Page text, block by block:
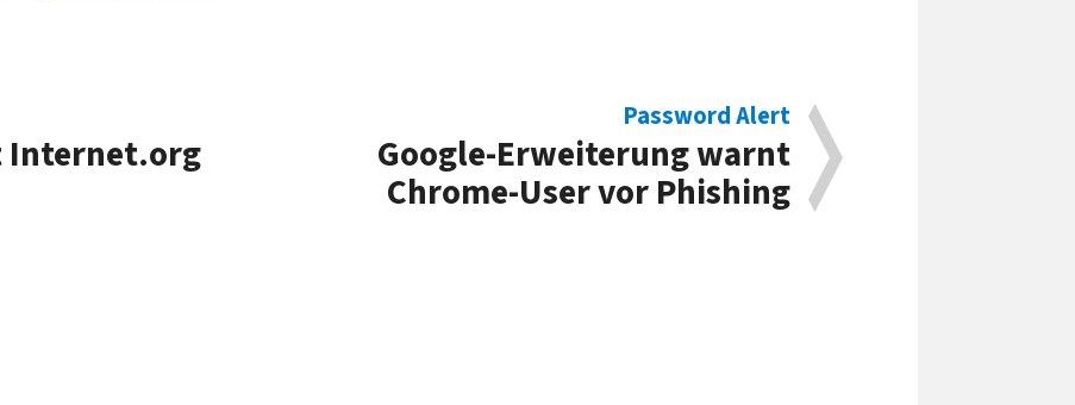
Internet.org
Password Alert
Google-Erweiterung warnt
Chrome-User vor Phishing